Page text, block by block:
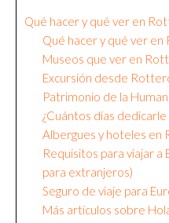
Qué hacer y qué ver en
Qué hacer y qué ver
Museos que ver en
Excursión desde
Patrimonio de la
¿Cuántos días
Albergues y hoteles en
Requisitos para viajar a
para extranjeros)
Seguro de viaje para
Más artículos sobre